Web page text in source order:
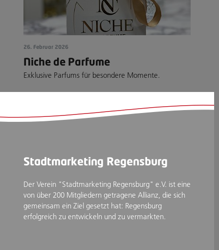
26. Februar 2026
Niche de Parfume
Exklusive Parfums für besondere Momente.
Stadtmarketing Regensburg
Der Verein "Stadtmarketing Regensburg" e.V. ist eine
von über 200 Mitgliedern getragene Allianz, die sich
gemeinsam ein Ziel gesetzt hat: Regensburg
erfolgreich zu entwickeln und zu vermarkten.